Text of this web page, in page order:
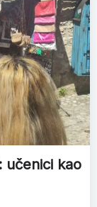
učenici kao